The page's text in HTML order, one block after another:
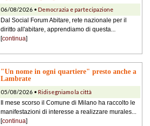
06/08/2026 • Democrazia e partecipazione
Dal Social Forum Abitare, rete nazionale per il
diritto all'abitare, apprendiamo di questa...
[continua]
"Un nome in ogni quartiere" presto anche a
Lambrate
05/08/2026 • Ridisegniamo la città
Il mese scorso il Comune di Milano ha raccolto le
manifestazioni di interesse a realizzare murales...
[continua]